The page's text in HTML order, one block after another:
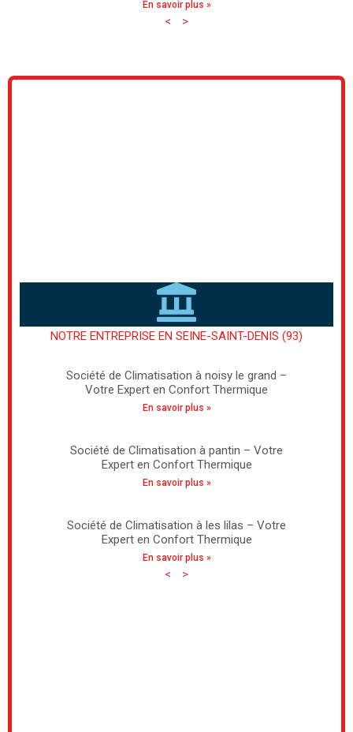
En savoir plus »
< >
NOTRE ENTREPRISE EN SEINE-SAINT-DENIS (93)
Société de Climatisation à noisy le grand –
Votre Expert en Confort Thermique
En savoir plus »
Société de Climatisation à pantin – Votre
Expert en Confort Thermique
En savoir plus »
Société de Climatisation à les lilas – Votre
Expert en Confort Thermique
En savoir plus »
< >